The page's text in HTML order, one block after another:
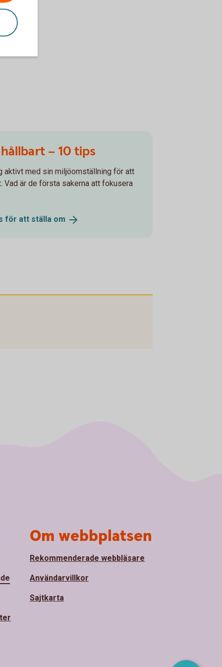
– 10 tips
aktivt med sin miljöomställning för att
Vad är de första sakerna att fokusera
för att ställa om
Om webbplatsen
Rekommenderade webbläsare
Användarvillkor
Sajtkarta